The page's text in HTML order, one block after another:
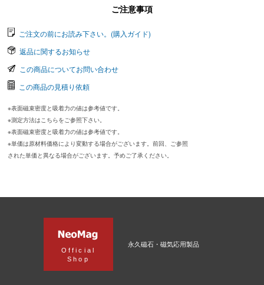
ご注意事項
ご注文の前にお読み下さい。(購入ガイド)
返品に関するお知らせ
この商品についてお問い合わせ
この商品の見積り依頼
※表面磁束密度と吸着力の値は参考値です。
※測定方法はこちらをご参照下さい。
※表面磁束密度と吸着力の値は参考値です。
※単価は原材料価格により変動する場合がございます。前回、ご参照
された単価と異なる場合がございます。予めご了承ください。
Official
Shop
永久磁石・磁気応用製品